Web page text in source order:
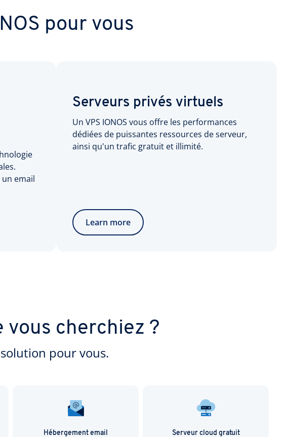
pour vous
email
Serveurs privés virtuels
Un VPS IONOS vous offre les performances
dédiées de puissantes ressources de serveur,
ainsi qu'un trafic gratuit et illimité.
Learn more
vous cherchiez ?
pour vous.
Hébergement email Serveur cloud gratuit